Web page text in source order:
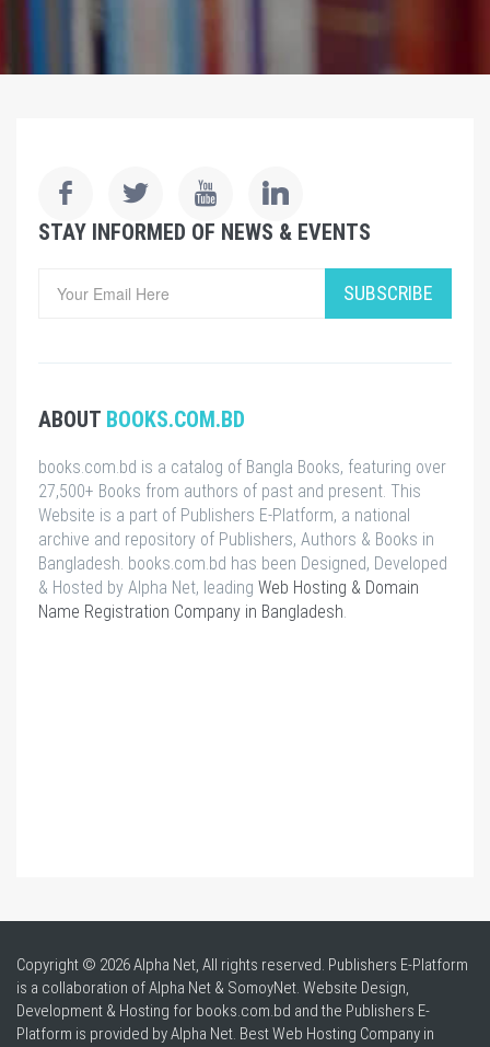
STAY INFORMED OF NEWS & EVENTS
SUBSCRIBE
ABOUT BOOKS.COM.BD
books.com.bd is a catalog of Bangla Books, featuring over
27,500+ Books from authors of past and present. This
Website is a part of Publishers E-Platform, a national
archive and repository of Publishers, Authors & Books in
Bangladesh. books.com.bd has been Designed, Developed
& Hosted by Alpha Net, leading Web Hosting & Domain
Name Registration Company in Bangladesh
Copyright © 2026 Alpha Net, All rights reserved. Publishers E-Platform
is a collaboration of Alpha Net & SomoyNet. Website Design,
Development & Hosting for books.com.bd and the Publishers E-
Platform is provided by Alpha Net. BestWeb Hosting Company in